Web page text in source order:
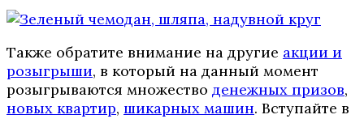
Также обратите внимание на другие акции и
розыгрыши, в который на данный момент
розыгрываются множество денежных призов,
новых квартир, шикарных машин. Вступайте в